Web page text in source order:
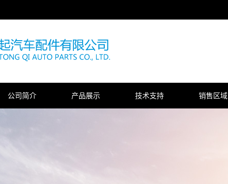
公司简介 产品展示 技术支持 销售区域